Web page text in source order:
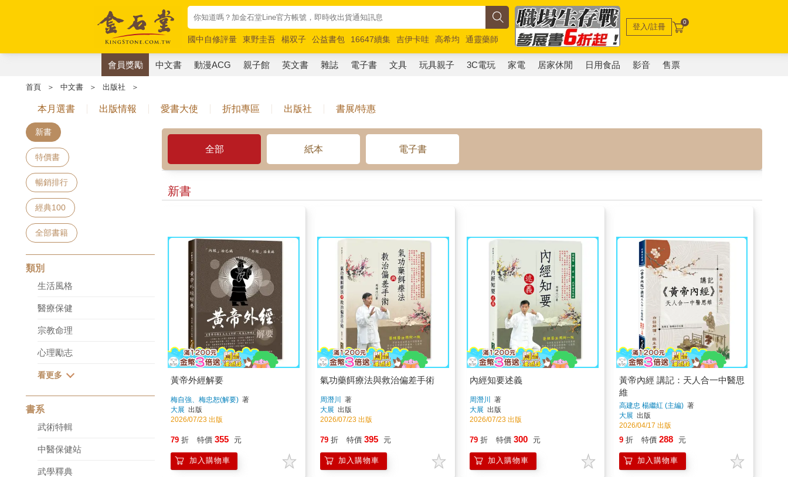
國中自修評量 東野圭吾 楊双子 公益書包 16647續集 吉伊卡哇 高希均
通靈藥師
唯紅花綻放
奧德賽 路邊攤新作 馬斯克 玩具總動員5 超慢跑
登入/註冊 0
會員獎勵 中文書 動漫ACG 親子館 英文書 雜誌 電子書 文具 玩具親子 3C電玩 家電 居家休閒 日用食品 影音 售票
首頁 ＞ 中文書 ＞ 出版社 ＞
本月選書 出版情報 愛書大使 折扣專區 出版社 書展/特惠
新書
特價書
暢銷排行
經典100
全部書籍
類別
生活風格
醫療保健
宗教命理
心理勵志
書系
武術特輯
中醫保健站
武學釋典
全部 紙本 電子書
新書
黃帝外經解要
梅自強、梅忠恕(解要) 著
大展 出版
2026/07/23 出版
79 折 特價 355 元
加入購物車
氣功藥餌療法與救治偏差手術
周潛川
著
大展 出版
2026/07/23 出版
79 折 特價 395 元
加入購物車
內經知要述義
周潛川
著
大展 出版
2026/07/23 出版
79 折 特價 300 元
加入購物車
黃帝內經 講記：天人合一中醫思
維
高建忠 楊繼紅 (主編)著
大展 出版
2026/04/17 出版
9 折 特價 288 元
加入購物車